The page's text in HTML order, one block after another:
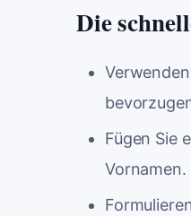
Die
Fügen Sie
Vornamen.